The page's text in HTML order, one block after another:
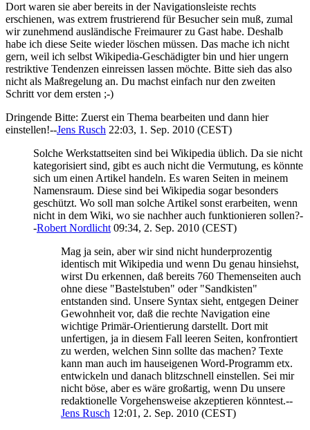
Dort waren sie aber bereits in der Navigationsleiste rechts
erschienen, was extrem frustrierend für Besucher sein muß, zumal
wir zunehmend ausländische Freimaurer zu Gast habe. Deshalb
habe ich diese Seite wieder löschen müssen. Das mache ich nicht
gern, weil ich selbst Wikipedia-Geschädigter bin und hier ungern
restriktive Tendenzen einreissen lassen möchte. Bitte sieh das also
nicht als Maßregelung an. Du machst einfach nur den zweiten
Schritt vor dem ersten ;-)
Dringende Bitte: Zuerst ein Thema bearbeiten und dann hier
einstellen!--Jens Rusch 22:03, 1. Sep. 2010 (CEST)
Solche Werkstattseiten sind bei Wikipedia üblich. Da sie nicht
kategorisiert sind, gibt es auch nicht die Vermutung, es könnte
sich um einen Artikel handeln. Es waren Seiten in meinem
Namensraum. Diese sind bei Wikipedia sogar besonders
geschützt. Wo soll man solche Artikel sonst erarbeiten, wenn
nicht in dem Wiki, wo sie nachher auch funktionieren sollen?-
-Robert Nordlicht 09:34, 2. Sep. 2010 (CEST)
Mag ja sein, aber wir sind nicht hunderprozentig
identisch mit Wikipedia und wenn Du genau hinsiehst,
wirst Du erkennen, daß bereits 760 Themenseiten auch
ohne diese "Bastelstuben" oder "Sandkisten"
entstanden sind. Unsere Syntax sieht, entgegen Deiner
Gewohnheit vor, daß die rechte Navigation eine
wichtige Primär-Orientierung darstellt. Dort mit
unfertigen, ja in diesem Fall leeren Seiten, konfrontiert
zu werden, welchen Sinn sollte das machen? Texte
kann man auch im hauseigenen Word-Programm etx.
entwickeln und danach blitzschnell einstellen. Sei mir
nicht böse, aber es wäre großartig, wenn Du unsere
redaktionelle Vorgehensweise akzeptieren könntest.--
Jens Rusch 12:01, 2. Sep. 2010 (CEST)